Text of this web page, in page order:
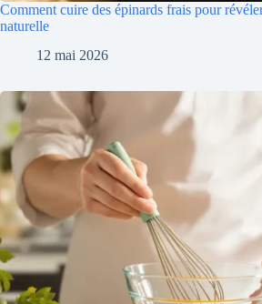
Comment cuire des épinards frais pour
naturelle
12 mai 2026